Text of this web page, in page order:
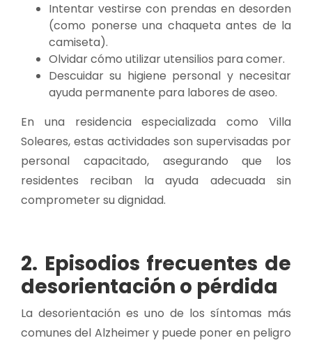
Intentar vestirse con prendas en desorden
(como ponerse una chaqueta antes de la
camiseta).
Olvidar cómo utilizar utensilios para comer.
Descuidar su higiene personal y necesitar
ayuda permanente para labores de aseo.
En una residencia especializada como Villa
Soleares, estas actividades son supervisadas por
personal capacitado, asegurando que los
residentes reciban la ayuda adecuada sin
comprometer su dignidad.
2. Episodios frecuentes de
desorientación o pérdida
La desorientación es uno de los síntomas más
comunes del Alzheimer y puede poner en peligro